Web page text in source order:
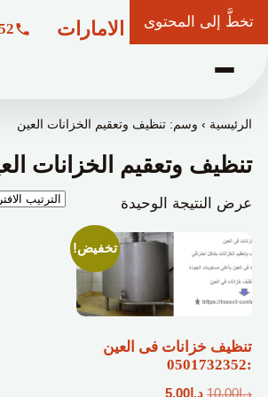
تخطَّ إلى المحتوى
شركة وعد الامارات
الرئيسية ›وسم: تنظيف وتعقيم الخزانات العين
تنظيف وتعقيم الخزانات
عرض النتيجة الوحيدة
تخفيض!
تنظيف خزانات فى العين
:0501732352
د.إ10.00 السعر
د.إ 5.00السعر